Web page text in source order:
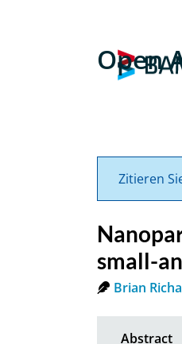
Open
Zitieren
small-
Brian